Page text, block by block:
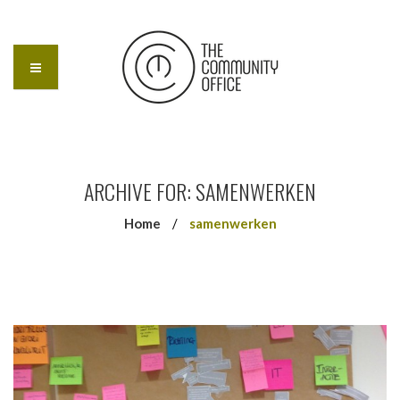
ARCHIVE FOR: SAMENWERKEN
Home / samenwerken